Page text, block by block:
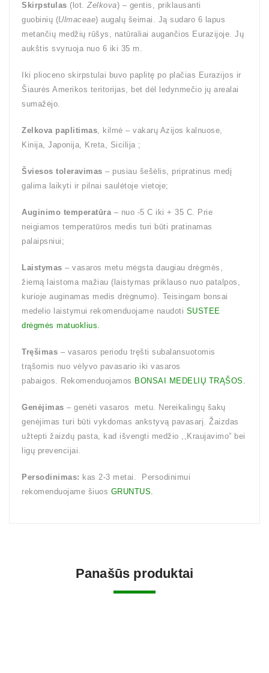
Skirpstulas (lot. Zelkova) – gentis, priklausanti
guobinių (Ulmaceae) augalų šeimai. Ją sudaro 6 lapus
metančių medžių rūšys, natūraliai augančios Eurazijoje. Jų
aukštis svyruoja nuo 6 iki 35 m.
Iki plioceno skirpstulai buvo paplitę po plačias Eurazijos ir
Šiaurės Amerikos teritorijas, bet dėl ledynmečio jų arealai
sumažėjo.
Zelkova paplitimas, kilmė – vakarų Azijos kalnuose,
Kinija, Japonija, Kreta, Sicilija ;
Šviesos toleravimas – pusiau šešėlis, pripratinus medį
galima laikyti ir pilnai saulėtoje vietoje;
Auginimo temperatūra– nuo -5 C iki + 35 C. Prie
neigiamos temperatūros medis turi būti pratinamas
palaipsniui;
Laistymas – vasaros metu mėgsta daugiau drėgmės,
žiemą laistoma mažiau (laistymas priklauso nuo patalpos,
kurioje auginamas medis drėgnumo). Teisingam bonsai
medelio laistymui rekomenduojame naudoti SUSTEE
drėgmės matuoklius.
Tręšimas – vasaros periodu tręšti subalansuotomis
trąšomis nuo vėlyvo pavasario iki vasaros
pabaigos. Rekomenduojamos BONSAI MEDELIŲ TRĄŠOS.
Genėjimas – genėti vasaros metu. Nereikalingų šakų
genėjimas turi būti vykdomas ankstyvą pavasarį. Žaizdas
užtepti žaizdų pasta, kad išvengti medžio ,,Kraujavimo” bei
ligų prevencijai.
Persodinimas: kas 2-3 metai. Persodinimui
rekomenduojame šiuos GRUNTUS.
Panašūs produktai